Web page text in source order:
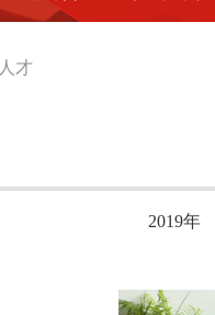
人才
2019年